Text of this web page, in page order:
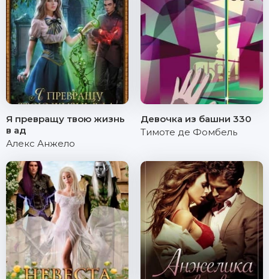
Я превращу твою жизнь
в ад
Алекс Анжело
Девочка из башни 330
Тимоте де Фомбель